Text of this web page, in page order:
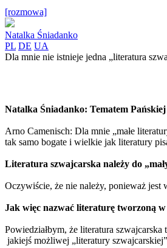
[rozmowa]
Natalka Śniadanko
PL DE UA
Dla mnie nie istnieje jedna „literatura
Natalka Śniadanko: Tematem
Arno Camenisch: Dla mnie „małe
tak samo bogate i wielkie jak literatury
Literatura szwajcarska należy do
Oczywiście, że nie należy, ponieważ
Jak więc nazwać literaturę tworzoną
Powiedziałbym, że literatura
jakiejś możliwej „literatury